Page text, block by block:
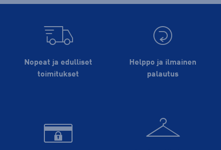
Nopeat ja edulliset
toimitukset
Helppo ja ilmainen
palautus